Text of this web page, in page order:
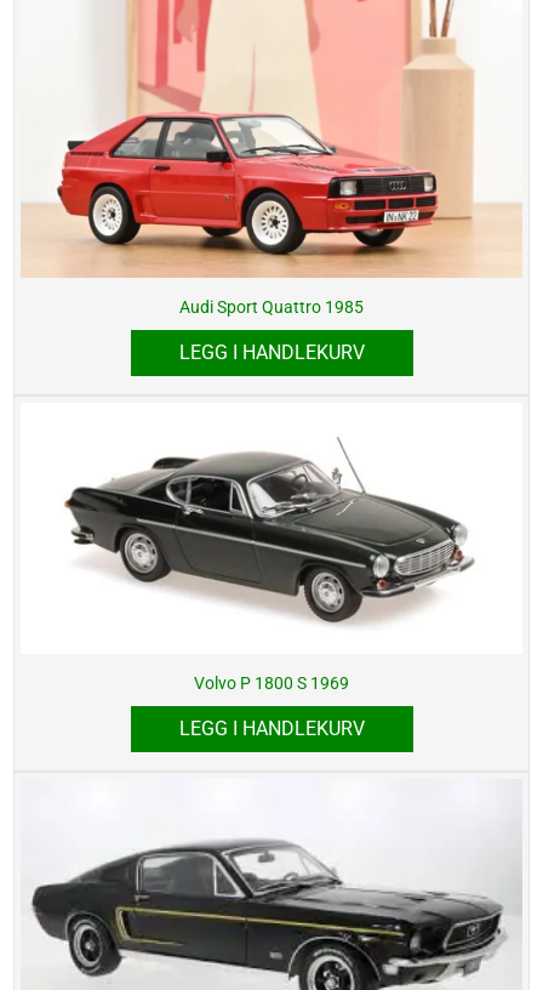
Audi Sport Quattro 1985
LEGG I HANDLEKURV
Volvo P 1800 S 1969
LEGG I HANDLEKURV